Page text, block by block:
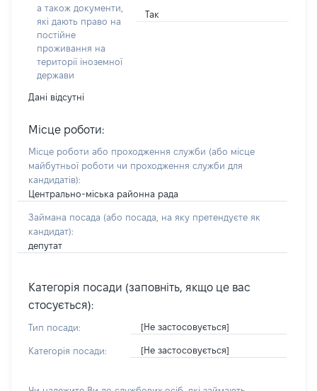
а також документи,
які дають право на
постійне
проживання на
території іноземної
держави
Так
Дані відсутні
Місце роботи:
Місце роботи або проходження служби (або місце
майбутньої роботи чи проходження служби для
кандидатів):
Центрально-міська районна рада
Займана посада (або посада, на яку претендуєте як
кандидат):
депутат
Категорія посади (заповніть, якщо це вас
стосується):
Тип посади: [Не застосовується]
Категорія посади: [Не застосовується]